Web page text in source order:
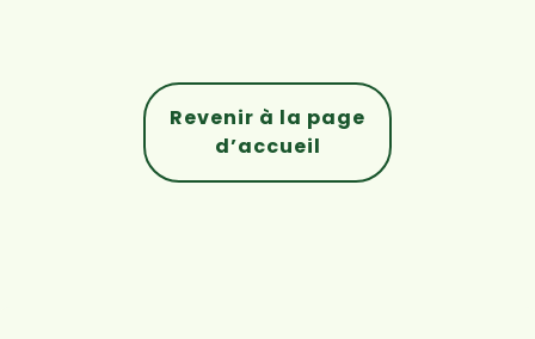
Revenir à la page
d’accueil